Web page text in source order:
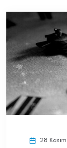
28